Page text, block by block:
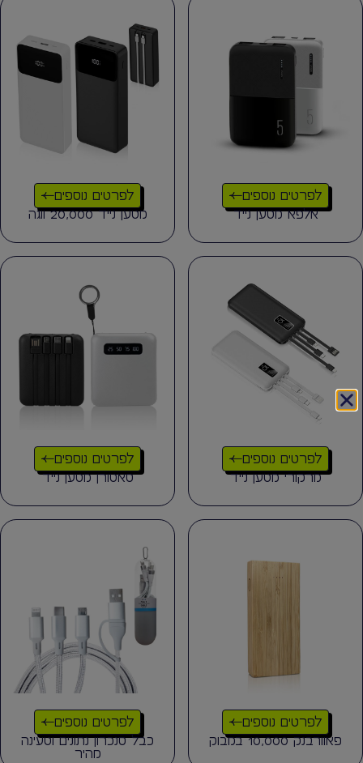
לפרטים נוספים
אלפא מטען נייד
לפרטים נוספים
מטען נייד 20,000 ווגה
לפרטים נוספים
מרקורי מטען נייד
לפרטים נוספים
סאטורן מטען נייד
לפרטים נוספים
פאוורבנק 10,000 במבוק
לפרטים נוספים
כבל סנכרון נתונים וטעינה
מהיר